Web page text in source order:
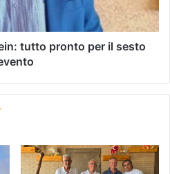
tutto pronto per il sesto